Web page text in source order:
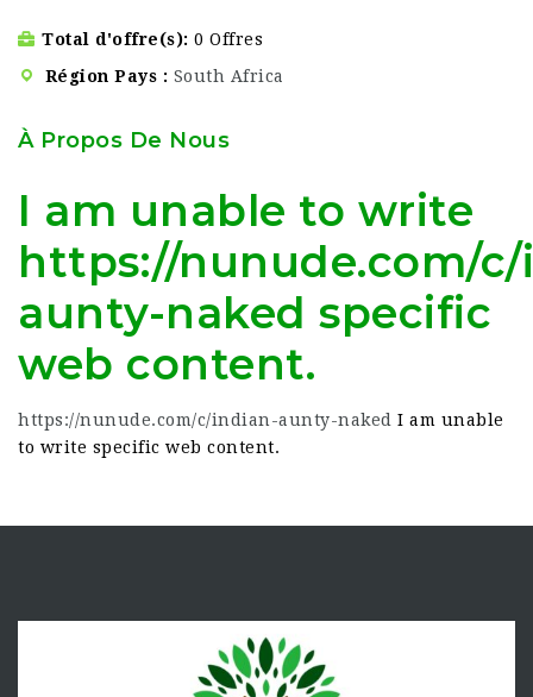
Total d'offre(s) 0 Offres
Région Pays
South Africa
À Propos De Nous
I am unable to write
https://nunude.com/
aunty-naked specific
web content.
https://nunude.com/c/indian-aunty-naked I am unable
to write specific web content.